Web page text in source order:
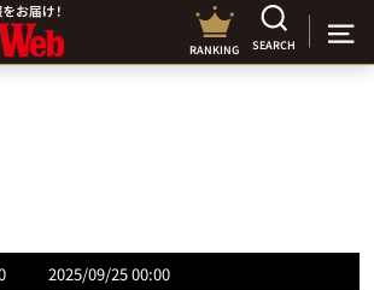
RANKING SEARCH
2025/09/25 00:00